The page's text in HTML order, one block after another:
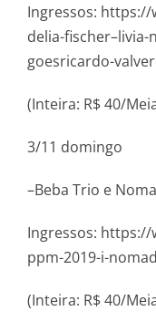
Ingressos:
delia-
goesricardo-
(Inteira: R$ 40/
3/11 domingo
–Beba Trio e
Ingressos:
ppm-2019-i-
(Inteira: R$ 40/